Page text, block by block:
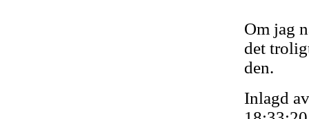
Om jag
det
den.
Inlagd